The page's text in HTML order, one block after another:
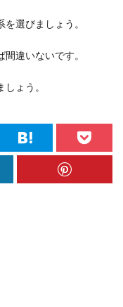
選びましょう。
違いないです。
ょう。